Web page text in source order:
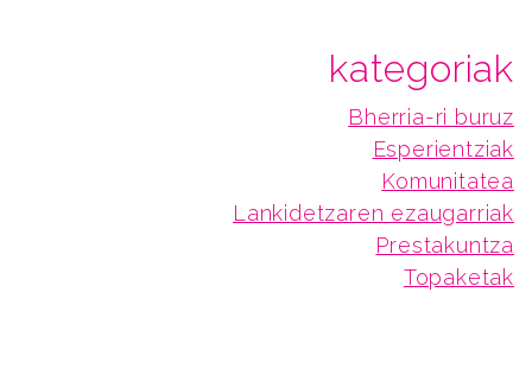
kategoriak
Bherria-ri buruz
Esperientziak
Komunitatea
Lankidetzaren ezaugarriak
Prestakuntza
Topaketak